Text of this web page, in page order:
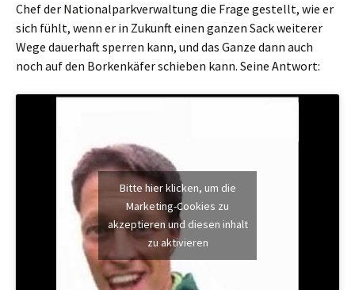
Chef der Nationalparkverwaltung die Frage gestellt, wie er
sich fühlt, wenn er in Zukunft einen ganzen Sack weiterer
Wege dauerhaft sperren kann, und das Ganze dann auch
noch auf den Borkenkäfer schieben kann. Seine Antwort:
Bitte hier klicken, um die
Marketing-Cookies zu
akzeptieren und diesen inhalt
zu aktivieren